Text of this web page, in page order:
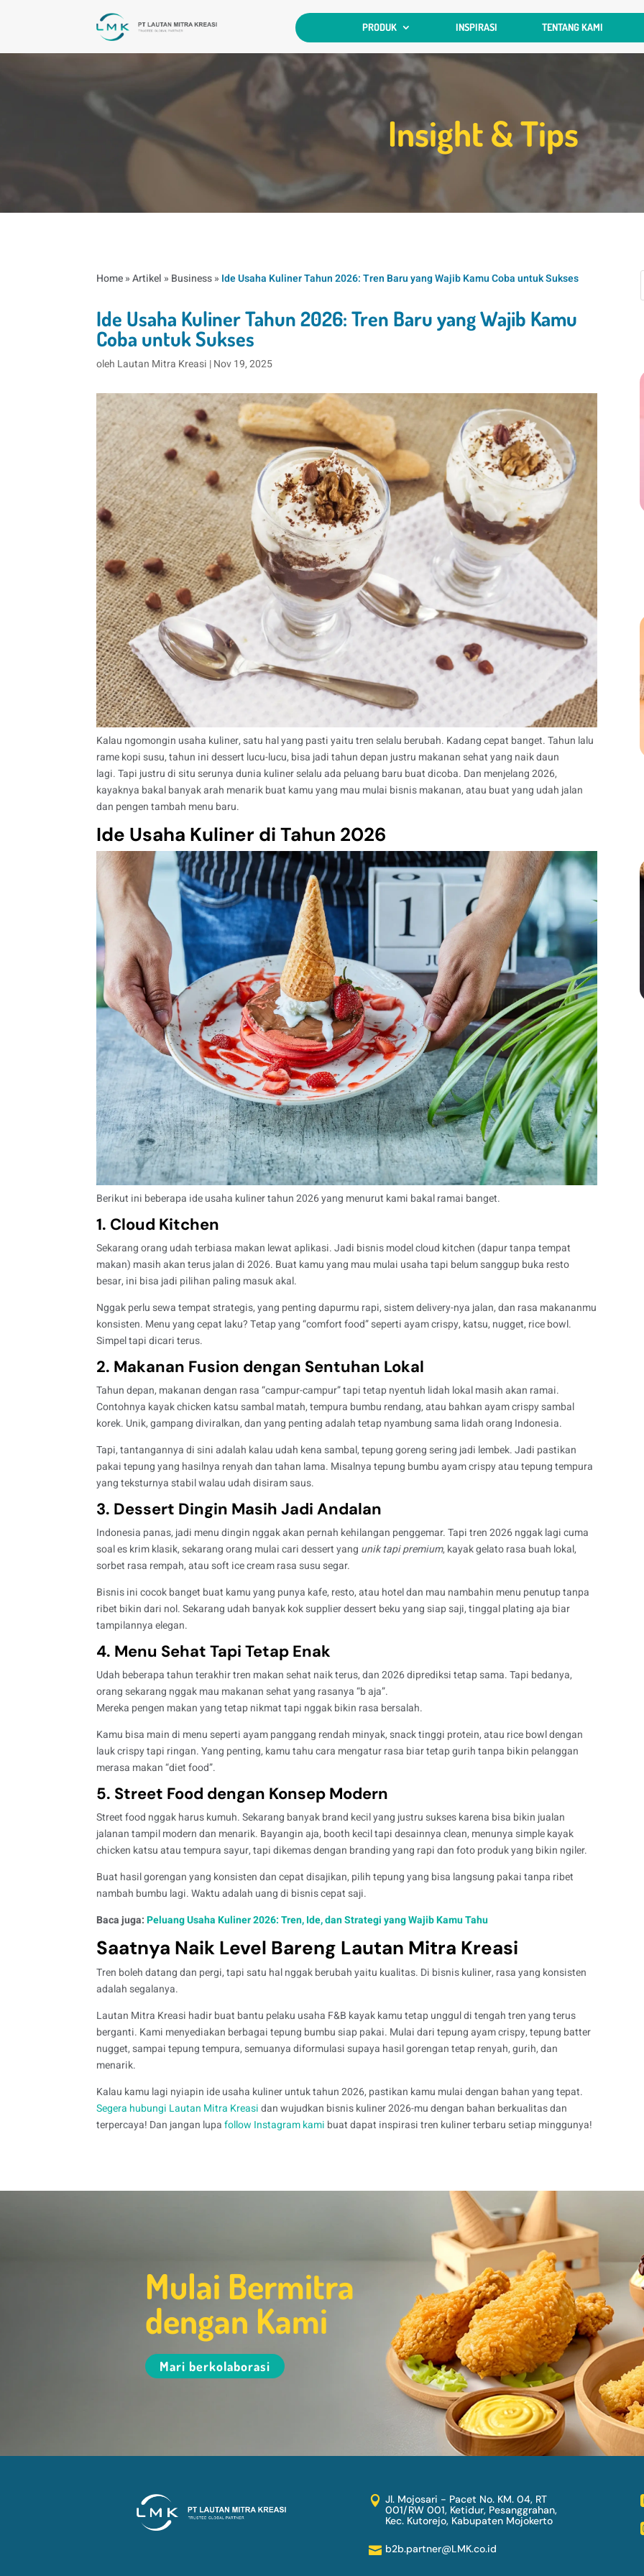
PRODUK INSPIRASI TENTANG KAMI
Insight & Tips
Home»Artikel » Business» Ide Usaha Kuliner Tahun 2026: Tren Baru yang Wajib Kamu Coba untuk Sukses
Ide Usaha Kuliner Tahun 2026: Tren Baru yang Wajib Kamu
Coba untuk Sukses
oleh Lautan Mitra Kreasi |Nov 19, 2025
Kalau ngomongin usaha kuliner, satu hal yang pasti yaitu tren selalu berubah. Kadang cepat banget. Tahun lalu
rame kopi susu, tahun ini dessert lucu-lucu, bisa jadi tahun depan justru makanan sehat yang naik daun
lagi. Tapi justru di situ serunya dunia kuliner selalu ada peluang baru buat dicoba. Dan menjelang 2026,
kayaknya bakal banyak arah menarik buat kamu yang mau mulai bisnis makanan, atau buat yang udah jalan
dan pengen tambah menu baru.
Ide Usaha Kuliner di Tahun 2026
Berikut ini beberapa ide usaha kuliner tahun 2026 yang menurut kami bakal ramai banget.
1. Cloud Kitchen
Sekarang orang udah terbiasa makan lewat aplikasi. Jadi bisnis model cloud kitchen (dapur tanpa tempat
makan) masih akan terus jalan di 2026. Buat kamu yang mau mulai usaha tapi belum sanggup buka resto
besar, ini bisa jadi pilihan paling masuk akal.
Nggak perlu sewa tempat strategis, yang penting dapurmu rapi, sistem delivery-nya jalan, dan rasa makananmu
konsisten. Menu yang cepat laku? Tetap yang “comfort food” seperti ayam crispy, katsu, nugget, rice bowl.
Simpel tapi dicari terus.
2. Makanan Fusion dengan Sentuhan Lokal
Tahun depan, makanan dengan rasa “campur-campur” tapi tetap nyentuh lidah lokal masih akan ramai.
Contohnya kayak chicken katsu sambal matah, tempura bumbu rendang, atau bahkan ayam crispy sambal
korek. Unik, gampang diviralkan, dan yang penting adalah tetap nyambung sama lidah orang Indonesia.
Tapi, tantangannya di sini adalah kalau udah kena sambal, tepung goreng sering jadi lembek. Jadi pastikan
pakai tepung yang hasilnya renyah dan tahan lama. Misalnya tepung bumbu ayam crispy atau tepung tempura
yang teksturnya stabil walau udah disiram saus.
3. Dessert Dingin Masih Jadi Andalan
Indonesia panas, jadi menu dingin nggak akan pernah kehilangan penggemar. Tapi tren 2026 nggak lagi cuma
soal es krim klasik, sekarang orang mulai cari dessert yang unik tapi premium, kayak gelato rasa buah lokal,
sorbet rasa rempah, atau soft ice cream rasa susu segar.
Bisnis ini cocok banget buat kamu yang punya kafe, resto, atau hotel dan mau nambahin menu penutup tanpa
ribet bikin dari nol. Sekarang udah banyak kok supplier dessert beku yang siap saji, tinggal plating aja biar
tampilannya elegan.
4. Menu Sehat Tapi Tetap Enak
Udah beberapa tahun terakhir tren makan sehat naik terus, dan 2026 diprediksi tetap sama. Tapi bedanya,
orang sekarang nggak mau makanan sehat yang rasanya “b aja”.
Mereka pengen makan yang tetap nikmat tapi nggak bikin rasa bersalah.
Kamu bisa main di menu seperti ayam panggang rendah minyak, snack tinggi protein, atau rice bowl dengan
lauk crispy tapi ringan. Yang penting, kamu tahu cara mengatur rasa biar tetap gurih tanpa bikin pelanggan
merasa makan “diet food”.
5. Street Food dengan Konsep Modern
Street food nggak harus kumuh. Sekarang banyak brand kecil yang justru sukses karena bisa bikin jualan
jalanan tampil modern dan menarik. Bayangin aja, booth kecil tapi desainnya clean, menunya simple kayak
chicken katsu atau tempura sayur, tapi dikemas dengan branding yang rapi dan foto produk yang bikin ngiler.
Buat hasil gorengan yang konsisten dan cepat disajikan, pilih tepung yang bisa langsung pakai tanpa ribet
nambah bumbu lagi. Waktu adalah uang di bisnis cepat saji.
Baca juga:Peluang Usaha Kuliner 2026: Tren, Ide, dan Strategi yang Wajib Kamu Tahu
Saatnya Naik Level Bareng Lautan Mitra Kreasi
Tren boleh datang dan pergi, tapi satu hal nggak berubah yaitu kualitas. Di bisnis kuliner, rasa yang konsisten
adalah segalanya.
Lautan Mitra Kreasi hadir buat bantu pelaku usaha F&B kayak kamu tetap unggul di tengah tren yang terus
berganti. Kami menyediakan berbagai tepung bumbu siap pakai. Mulai dari tepung ayam crispy, tepung batter
nugget, sampai tepung tempura, semuanya diformulasi supaya hasil gorengan tetap renyah, gurih, dan
menarik.
Kalau kamu lagi nyiapin ide usaha kuliner untuk tahun 2026, pastikan kamu mulai dengan bahan yang tepat.
Segera hubungi Lautan Mitra Kreasidan wujudkan bisnis kuliner 2026-mu dengan bahan berkualitas dan
terpercaya! Dan jangan lupafollow Instagram kami buat dapat inspirasi tren kuliner terbaru setiap minggunya!
Mulai Bermitra
dengan Kami
Mari berkolaborasi
 Jl. Mojosari - Pacet No. KM. 04, RT
001/RW 001, Ketidur, Pesanggrahan,
Kec. Kutorejo, Kabupaten Mojokerto
 b2b.partner@LMK.co.id